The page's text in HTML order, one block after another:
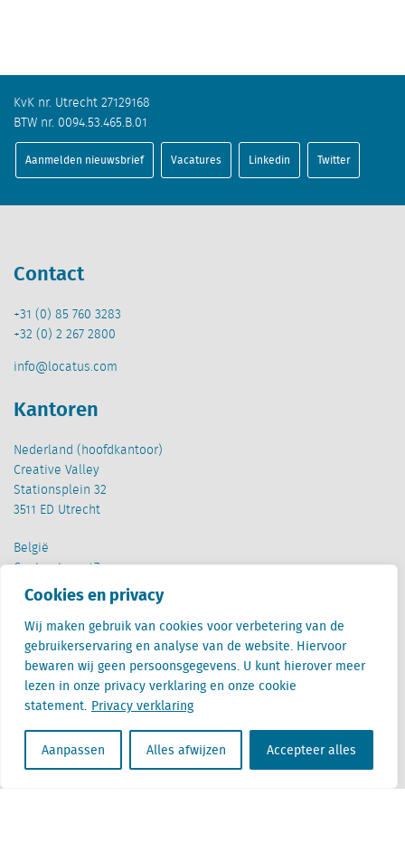
Cookies en privacy
Wij maken gebruik van cookies voor verbetering van de
gebruikerservaring en analyse van de website. Hiervoor
bewaren wij geen persoonsgegevens. U kunt hierover meer
lezen in onze privacy verklaring en onze cookie
statement. Privacy verklaring
Aanpassen Alles afwijzen Accepteer alles
KvK nr. Utrecht 27129168
BTW nr. 0094.53.465.B.01
Aanmelden nieuwsbrief Vacatures Linkedin Twitter
Contact
+31 (0) 85 760 3283
+32 (0) 2 267 2800
info@locatus.com
Kantoren
Nederland (hoofdkantoor)
Creative Valley
Stationsplein 32
3511 ED Utrecht
België
Cantersteen 47
1000 Brussel
Locatus B.V. and Locatus Belgie B.V. are wholly-owned subsidiaries of Green Street
Advisors, LLC. While Green Street offers some regulated products and services, global
Research, Data and Analytics products along with Green Street’s global News
publications are not provided as an investment advisor nor in the capacity of a
fiduciary. The Locatus companies are not regulated Green Street businesses. Our